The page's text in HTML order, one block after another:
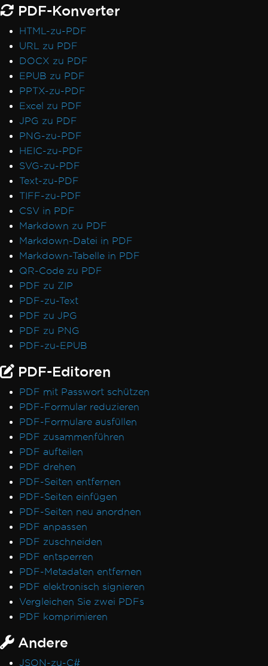
PDF-Konverter
HTML-zu-PDF
URL zu PDF
DOCX zu PDF
EPUB zu PDF
PPTX-zu-PDF
Excel zu PDF
JPG zu PDF
PNG-zu-PDF
HEIC-zu-PDF
SVG-zu-PDF
Text-zu-PDF
TIFF-zu-PDF
CSV in PDF
Markdown zu PDF
Markdown-Datei in PDF
Markdown-Tabelle in PDF
QR-Code zu PDF
PDF zu ZIP
PDF-zu-Text
PDF zu JPG
PDF zu PNG
PDF-zu-EPUB
PDF-Editoren
PDF mit Passwort schützen
PDF-Formular reduzieren
PDF-Formulare ausfüllen
PDF zusammenführen
PDF aufteilen
PDF drehen
PDF-Seiten entfernen
PDF-Seiten einfügen
PDF-Seiten neu anordnen
PDF anpassen
PDF zuschneiden
PDF entsperren
PDF-Metadaten entfernen
PDF elektronisch signieren
Vergleichen Sie zwei PDFs
PDF komprimieren
Andere
JSON-zu-C#